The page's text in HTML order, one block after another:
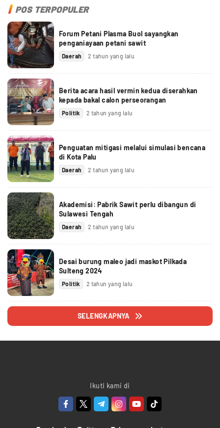
POS TERPOPULER
Forum Petani Plasma Buol sayangkan
penganiayaan petani sawit
Daerah 2 tahun yang lalu
Berita acara hasil vermin kedua diserahkan
kepada bakal calon perseorangan
Politik 2 tahun yang lalu
Penguatan mitigasi melalui simulasi bencana
di Kota Palu
Daerah 2 tahun yang lalu
Akademisi: Pabrik Sawit perlu dibangun di
Sulawesi Tengah
Daerah 2 tahun yang lalu
Desai burung maleo jadi maskot Pilkada
Sulteng 2024
Politik 2 tahun yang lalu
SELENGKAPNYA
Ikuti kami di